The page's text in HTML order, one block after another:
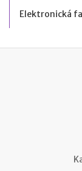
Elektronická